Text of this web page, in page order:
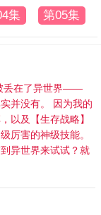
集 第05集
丢在了异世界——
并没有。 因为我的
以及【生存战略】
厉害的神级技能。
异世界来试试？就
接一个地登场了♪